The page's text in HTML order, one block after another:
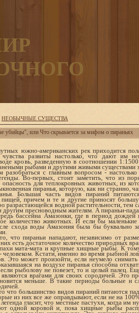
НЕОБЫЧНЫЕ СУЩЕСТВА
убийцы", или Что скрывается за мифом о пираньях
южно-американских рек приходится
развиты настолько, что дают им
кровь, разведенную в соотношении
рыбами и другими живыми существами
разобраться с главным вопросом -
Во-первых, стоит заметить, что из
опасность для теплокровных животных, из
пиранья, которую, как ни странно,
Большая часть видов пираний
пищей, причем и те и другие приносят
разрастающейся водной растительности, тем
другим пресноводным жителям. А пираньи-
бассейна Амазонки, где в период дождей
количество животных. И если бы
схода воды Амазония была бы буквально
что пираньи нападают, независимо от
есть достаточное количество природных
мата-мата и крупные хищные рыбы. К
человеком. Кстати, именно во время рыбной
Это может произойти, если неумело
на воздухе пиранья способна
рыболову не повезет, то и целый палец.
врагами для своих сородичей. Это
меньше. В такие периоды больные и
что большинство видов пираний питаются
из них все же оправдывают, если не на
гласит, что местные пастухи, когда
одной коровой и, пока хищные рыбы